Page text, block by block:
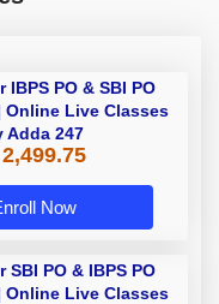
IBPS PO & SBI PO
Online Live Classes
Adda 247
Now
SBI PO & IBPS PO
Online Live Classes